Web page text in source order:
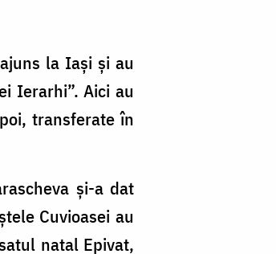
la Iași și au
Ierarhi”. Aici au
transferate în
și-a dat
Cuvioasei au
natal Epivat,